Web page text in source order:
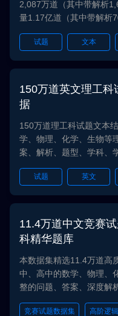
2,087万道（其中带解析
量1.17亿道（其中带解析
级别，题型，学段，题目
段；大学和职业试题包含
学段为小学、初中和高中
为公安、公考、医学、外
济、职业、计算机、资格
项选择题、判断题、填空
增强任务
试题 文本
大模型
150万道英文理工
据
150万道理工科试题文本
学、物理、化学、生物等
案、解析、题型、学科、
科知识增强任务。
试题 英文
11.4万道中文竞赛
科精华题库
本数据集精选11.4万道高
中、高中的数学、物理、
整的问题、答案、深度解
理。专为提升大模型在复
竞赛试题数据集 高阶逻